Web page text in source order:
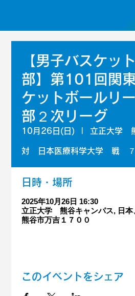
【男子バスケッ
部】第101回関
ケットボールリ
部２次リーグ
10月26日(日) 立正大学
対 日本医療科学大学 戦 ７
日時・場所
2025年10月26日 16:30
立正大学 熊谷キャンパス, 日本
熊谷市万吉１７００
このイベントをシェア